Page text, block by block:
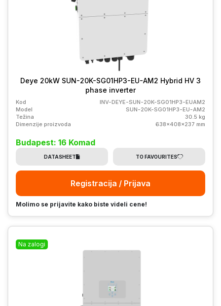
Deye 20kW SUN-20K-SG01HP3-EU-AM2 Hybrid HV 3
phase inverter
Kod
INV-DEYE-SUN-20K-SG01HP3-EUAM2
Model
SUN-20K-SG01HP3-EU-AM2
Težina
30.5 kg
Dimenzije proizvoda
638x408x237 mm
Budapest: 16 Komad
DATASHEET TO FAVOURITES
Registracija / Prijava
Molimo se prijavite kako biste videli cene!
Na zalogi